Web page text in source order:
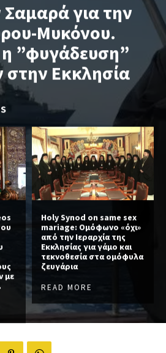
για την
Μυκόνου.
η ”φυγάδευση”
στην Εκκλησία
με
Holy Synod on same sex
mariage: Ομόφωνο «όχι»
από την Ιεραρχία της
Εκκλησίας για γάμο και
τεκνοθεσία στα ομόφυλα
ζευγάρια
READ MORE